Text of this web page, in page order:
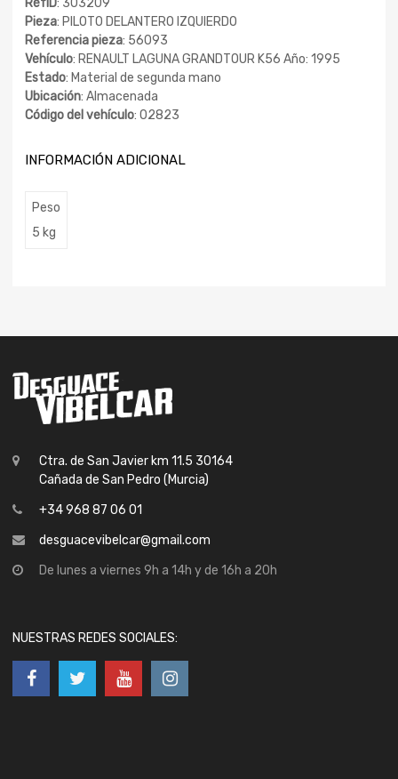
RefID: 303209
Pieza: PILOTO DELANTERO IZQUIERDO
Referencia pieza: 56093
Vehículo: RENAULT LAGUNA GRANDTOUR K56 Año: 1995
Estado: Material de segunda mano
Ubicación: Almacenada
Código del vehículo: 02823
INFORMACIÓN ADICIONAL
Peso
5 kg
Ctra. de San Javier km 11.5 30164
Cañada de San Pedro (Murcia)
+34 968 87 06 01
desguacevibelcar@gmail.com
De lunes a viernes 9h a 14h y de 16h a 20h
NUESTRAS REDES SOCIALES: